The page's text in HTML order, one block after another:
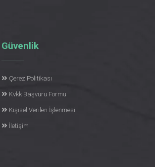
Güvenlik
Çerez Politikası
Kvkk Başvuru Formu
Kişisel Verilen İşlenmesi
İletişim